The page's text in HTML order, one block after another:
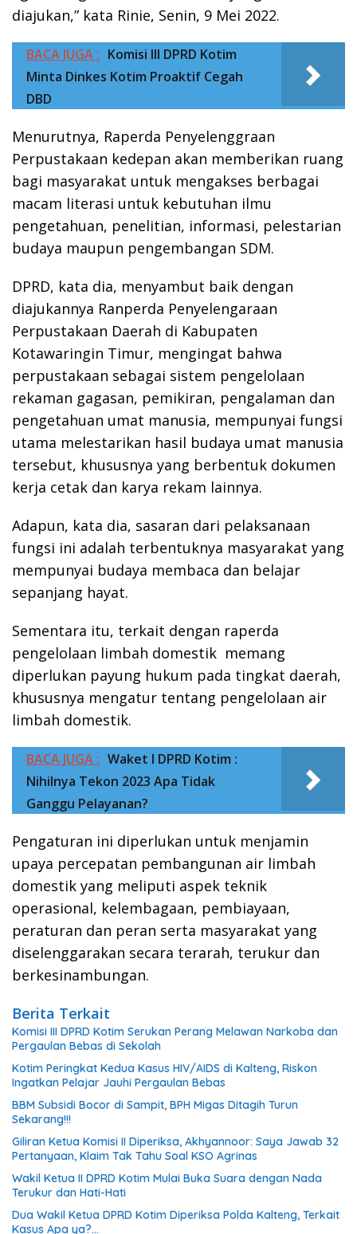
diajukan,” kata Rinie, Senin, 9 Mei 2022.
BACA JUGA : Komisi III DPRD Kotim
Minta Dinkes Kotim Proaktif Cegah
DBD
Menurutnya, Raperda Penyelenggraan
Perpustakaan kedepan akan memberikan ruang
bagi masyarakat untuk mengakses berbagai
macam literasi untuk kebutuhan ilmu
pengetahuan, penelitian, informasi, pelestarian
budaya maupun pengembangan SDM.
DPRD, kata dia, menyambut baik dengan
diajukannya Ranperda Penyelengaraan
Perpustakaan Daerah di Kabupaten
Kotawaringin Timur, mengingat bahwa
perpustakaan sebagai sistem pengelolaan
rekaman gagasan, pemikiran, pengalaman dan
pengetahuan umat manusia, mempunyai fungsi
utama melestarikan hasil budaya umat manusia
tersebut, khususnya yang berbentuk dokumen
kerja cetak dan karya rekam lainnya.
Adapun, kata dia, sasaran dari pelaksanaan
fungsi ini adalah terbentuknya masyarakat yang
mempunyai budaya membaca dan belajar
sepanjang hayat.
Sementara itu, terkait dengan raperda
pengelolaan limbah domestik memang
diperlukan payung hukum pada tingkat daerah,
khususnya mengatur tentang pengelolaan air
limbah domestik.
BACA JUGA : Waket I DPRD Kotim :
Nihilnya Tekon 2023 Apa Tidak
Ganggu Pelayanan?
Pengaturan ini diperlukan untuk menjamin
upaya percepatan pembangunan air limbah
domestik yang meliputi aspek teknik
operasional, kelembagaan, pembiayaan,
peraturan dan peran serta masyarakat yang
diselenggarakan secara terarah, terukur dan
berkesinambungan.
Berita Terkait
Komisi III DPRD Kotim Serukan Perang Melawan Narkoba dan
Pergaulan Bebas di Sekolah
Kotim Peringkat Kedua Kasus HIV/AIDS di Kalteng, Riskon
Ingatkan Pelajar Jauhi Pergaulan Bebas
BBM Subsidi Bocor di Sampit, BPH Migas Ditagih Turun
Sekarang!!!
Giliran Ketua Komisi II Diperiksa, Akhyannoor: Saya Jawab 32
Pertanyaan, Klaim Tak Tahu Soal KSO Agrinas
Wakil Ketua II DPRD Kotim Mulai Buka Suara dengan Nada
Terukur dan Hati-Hati
Dua Wakil Ketua DPRD Kotim Diperiksa Polda Kalteng, Terkait
Kasus Apa ya?…